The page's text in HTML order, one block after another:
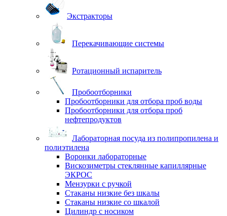
Экстракторы
Перекачивающие системы
Ротационный испаритель
Пробоотборники
Пробоотборники для отбора проб воды
Пробоотборники для отбора проб
нефтепродуктов
Лабораторная посуда из полипропилена и
полиэтилена
Воронки лабораторные
Вискозиметры стеклянные капиллярные
ЭКРОС
Мензурки с ручкой
Стаканы низкие без шкалы
Стаканы низкие со шкалой
Цилиндр с носиком